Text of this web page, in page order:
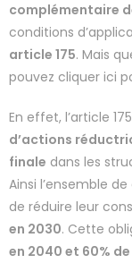
complémentaire
conditions
article 175. Mais
pouvez cliquer ici
En effet, l’article
d’actions
finale dans les
Ainsi l’ensemble
de réduire leur
en 2030. Cette
en 2040 et 60%